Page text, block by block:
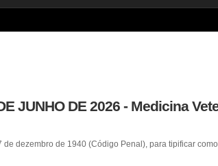
JUNHO DE 2026 - Medicina
de dezembro de 1940 (Código Penal), para tipificar